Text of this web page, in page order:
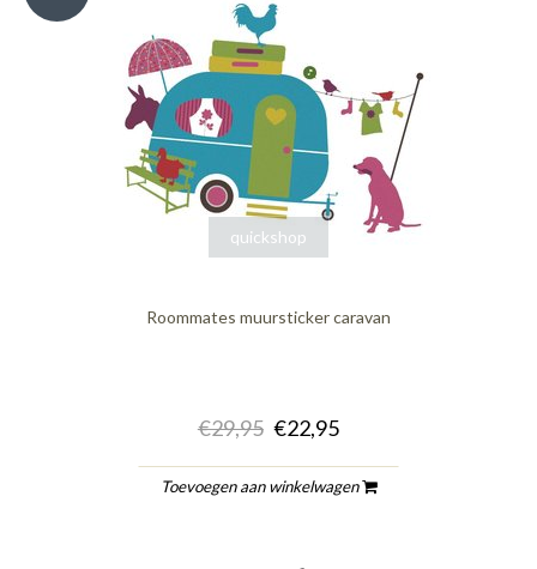
quickshop
Roommates muursticker caravan
€29,95 €22,95
Toevoegen aan winkelwagen